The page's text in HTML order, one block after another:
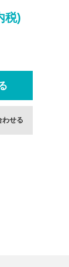
税)
わせる